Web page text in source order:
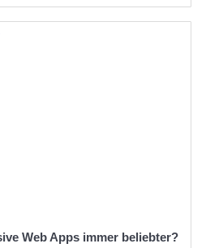
Web Apps immer beliebter?